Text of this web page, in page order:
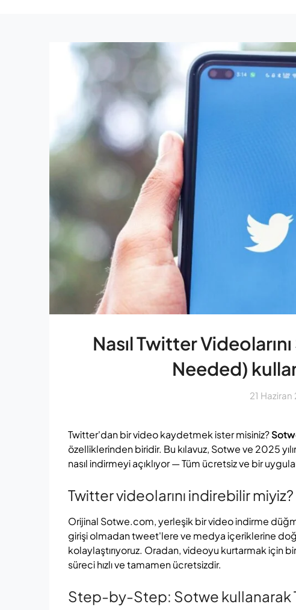
Nasıl Twitter
Needed)
21
Twitter'dan bir video kaydetmek ister misiniz?
özelliklerinden biridir. Bu kılavuz, Sotwe ve 2025
nasıl indirmeyi açıklıyor — Tüm ücretsiz ve bir
Twitter videolarını indirebilir miyiz?
Orijinal Sotwe.com, yerleşik bir video indirme
girişi olmadan tweet'lere ve medya içeriklerine
kolaylaştırıyoruz. Oradan, videoyu kurtarmak için
süreci hızlı ve tamamen ücretsizdir.
Step-by-Step: Sotwe kullanarak